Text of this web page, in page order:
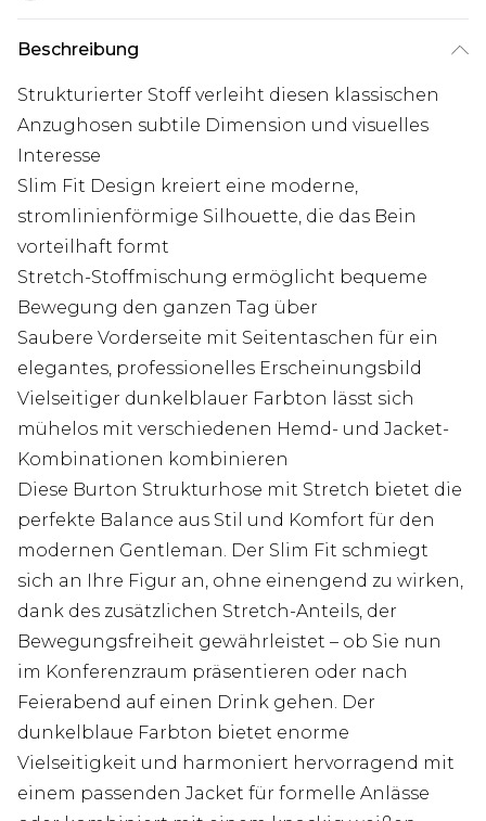
Beschreibung
Strukturierter Stoff verleiht diesen klassischen
Anzughosen subtile Dimension und visuelles
Interesse
Slim Fit Design kreiert eine moderne,
stromlinienförmige Silhouette, die das Bein
vorteilhaft formt
Stretch-Stoffmischung ermöglicht bequeme
Bewegung den ganzen Tag über
Saubere Vorderseite mit Seitentaschen für ein
elegantes, professionelles Erscheinungsbild
Vielseitiger dunkelblauer Farbton lässt sich
mühelos mit verschiedenen Hemd- und Jacket-
Kombinationen kombinieren
Diese Burton Strukturhose mit Stretch bietet die
perfekte Balance aus Stil und Komfort für den
modernen Gentleman. Der Slim Fit schmiegt
sich an Ihre Figur an, ohne einengend zu wirken,
dank des zusätzlichen Stretch-Anteils, der
Bewegungsfreiheit gewährleistet – ob Sie nun
im Konferenzraum präsentieren oder nach
Feierabend auf einen Drink gehen. Der
dunkelblaue Farbton bietet enorme
Vielseitigkeit und harmoniert hervorragend mit
einem passenden Jacket für formelle Anlässe